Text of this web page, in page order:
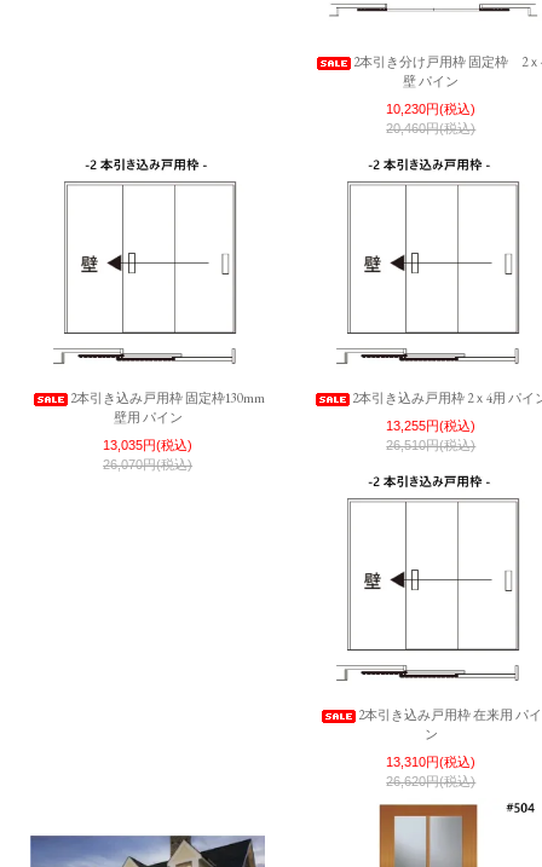
2本引き分け戸用枠 固定枠 2
壁 パイン
10,230円(税込)
20,460円(税込)
2本引き込み戸用枠 固定枠130mm
壁用 パイン
13,035円(税込)
26,070円(税込)
2本引き込み戸用枠 2ｘ4用 パイ
13,255円(税込)
26,510円(税込)
2本引き込み戸用枠 在来用 パイ
ン
13,310円(税込)
26,620円(税込)